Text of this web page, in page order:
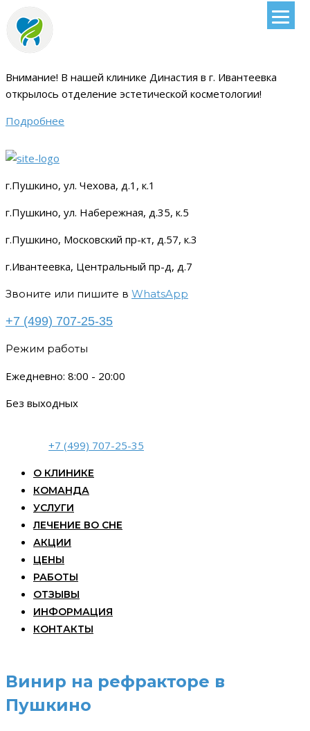
Внимание! В нашей клинике Династия в г. Ивантеевка
открылось отделение эстетической косметологии!
Подробнее
г.Пушкино, ул. Чехова, д.1, к.1
г.Пушкино, ул. Набережная, д.35, к.5
г.Пушкино, Московский пр-кт, д.57, к.3
г.Ивантеевка, Центральный пр-д, д.7
Звоните или пишите в WhatsApp
+7 (499) 707-25-35
Режим работы
Ежедневно: 8:00 - 20:00
Без выходных
+7 (499) 707-25-35
О КЛИНИКЕ
КОМАНДА
УСЛУГИ
ЛЕЧЕНИЕ ВО СНЕ
АКЦИИ
ЦЕНЫ
РАБОТЫ
ОТЗЫВЫ
ИНФОРМАЦИЯ
КОНТАКТЫ
Винир на рефракторе в
Пушкино